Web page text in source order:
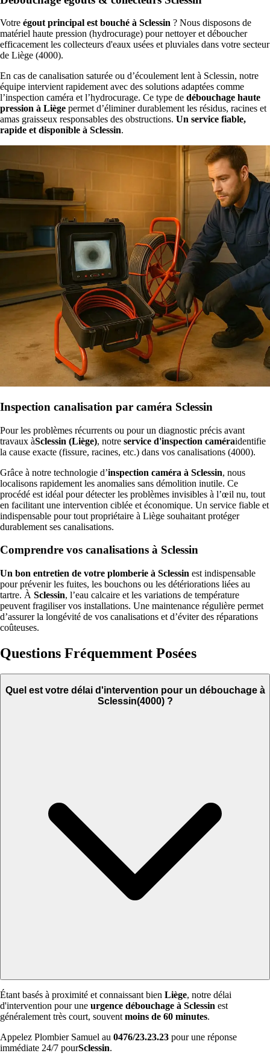
Votre égout principal est bouché à Sclessin ? Nous disposons de
matériel haute pression (hydrocurage) pour nettoyer et déboucher
efficacement les collecteurs d'eaux usées et pluviales dans votre secteur
de Liège (4000).
En cas de canalisation saturée ou d’écoulement lent à Sclessin, notre
équipe intervient rapidement avec des solutions adaptées comme
l’inspection caméra et l’hydrocurage. Ce type de débouchage haute
pression à Liège permet d’éliminer durablement les résidus, racines et
amas graisseux responsables des obstructions. Un service fiable,
rapide et disponible à Sclessin.
Inspection canalisation par caméra Sclessin
Pour les problèmes récurrents ou pour un diagnostic précis avant
travaux àSclessin (Liège), notre service d'inspection caméraidentifie
la cause exacte (fissure, racines, etc.) dans vos canalisations (4000).
Grâce à notre technologie d’inspection caméra à Sclessin, nous
localisons rapidement les anomalies sans démolition inutile. Ce
procédé est idéal pour détecter les problèmes invisibles à l’œil nu, tout
en facilitant une intervention ciblée et économique. Un service fiable et
indispensable pour tout propriétaire à Liège souhaitant protéger
durablement ses canalisations.
Comprendre vos canalisations à Sclessin
Un bon entretien de votre plomberie à Sclessin est indispensable
pour prévenir les fuites, les bouchons ou les détériorations liées au
tartre. À Sclessin, l’eau calcaire et les variations de température
peuvent fragiliser vos installations. Une maintenance régulière permet
d’assurer la longévité de vos canalisations et d’éviter des réparations
coûteuses.
Questions Fréquemment Posées
Quel est votre délai d'intervention pour un débouchage à
Sclessin(4000) ?
Étant basés à proximité et connaissant bien Liège, notre délai
d'intervention pour une urgence débouchage à Sclessin est
généralement très court, souvent moins de 60 minutes.
Appelez Plombier Samuel au 0476/23.23.23 pour une réponse
immédiate 24/7 pourSclessin.